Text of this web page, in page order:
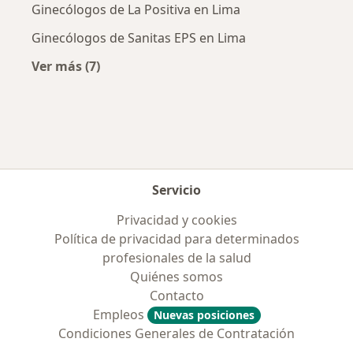
Ginecólogos de La Positiva en Lima
Ginecólogos de Sanitas EPS en Lima
Ver más (7)
Servicio
Privacidad y cookies
Política de privacidad para determinados
profesionales de la salud
Quiénes somos
Contacto
Empleos
Nuevas posiciones
Condiciones Generales de Contratación